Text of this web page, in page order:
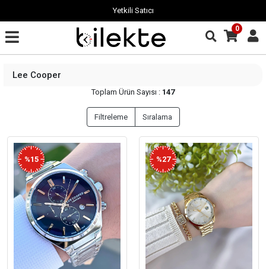
Garantili Ürün
0
Lee Cooper
Toplam Ürün Sayısı : 147
Filtreleme Sıralama
%15 %27